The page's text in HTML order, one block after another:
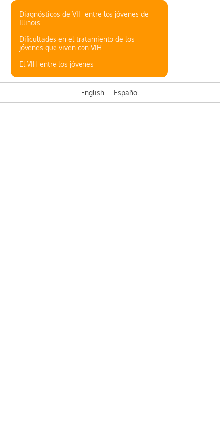
Diagnósticos de VIH entre los jóvenes de
Illinois
Dificultades en el tratamiento de los
jóvenes que viven con VIH
El VIH entre los jóvenes
English Español